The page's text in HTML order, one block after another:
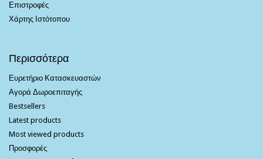
Επιστροφές
Χάρτης Ιστότοπου
Περισσότερα
Ευρετήριο Κατασκευαστών
Αγορά Δωροεπιταγής
Bestsellers
Latest products
Most viewed products
Προσφορές